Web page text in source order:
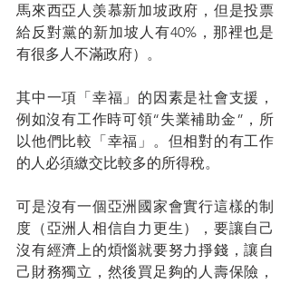
馬來西亞人羡慕新加坡政府，但是投票
給反對黨的新加坡人有40%，那裡也是
有很多人不滿政府）。
其中一項「幸福」的因素是社會支援，
例如沒有工作時可領“失業補助金”，所
以他們比較「幸福」。但相對的有工作
的人必須繳交比較多的所得稅。
可是沒有一個亞洲國家會實行這樣的制
度（亞洲人相信自力更生），要讓自己
沒有經濟上的煩惱就要努力掙錢，讓自
己財務獨立，然後買足夠的人壽保險，